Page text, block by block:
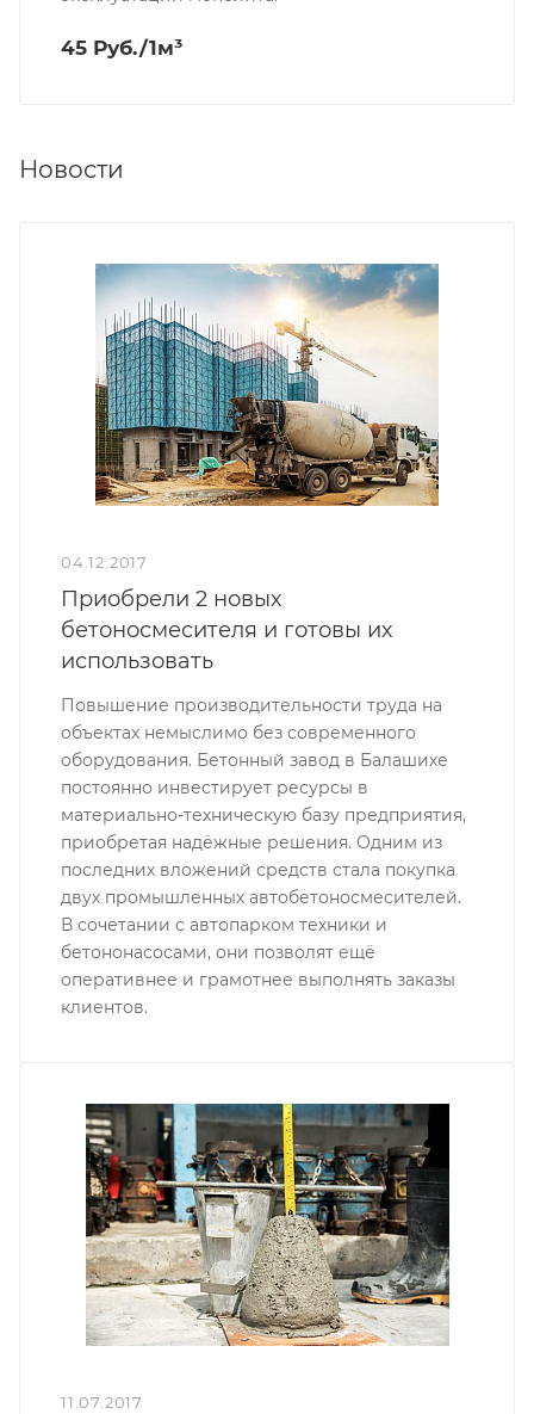
45 Руб./1м³
Новости
04.12.2017
Приобрели 2 новых
бетоносмесителя и готовы их
использовать
Повышение производительности труда на
объектах немыслимо без современного
оборудования. Бетонный завод в Балашихе
постоянно инвестирует ресурсы в
материально-техническую базу предприятия,
приобретая надёжные решения. Одним из
последних вложений средств стала покупка
двух промышленных автобетоносмесителей.
В сочетании с автопарком техники и
бетононасосами, они позволят ещё
оперативнее и грамотнее выполнять заказы
клиентов.
11.07.2017